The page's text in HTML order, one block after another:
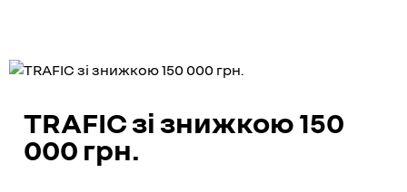
TRAFIC зі знижкою 150
000 грн.